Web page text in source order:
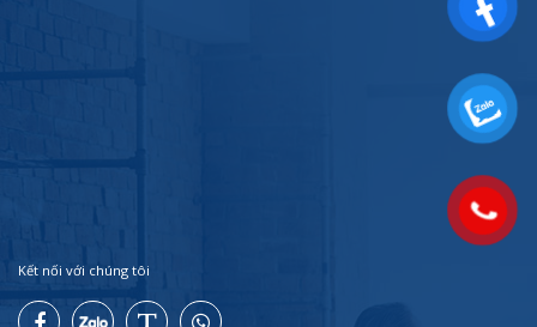
Kết nối với chúng tôi